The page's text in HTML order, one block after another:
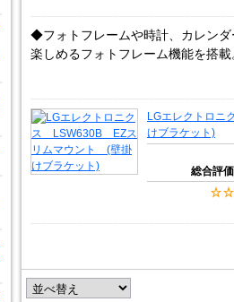
◆フォトフレームや時計、カレン
楽しめるフォトフレーム機能を搭載
LGエレクトロ
けブラケット)
総合評価